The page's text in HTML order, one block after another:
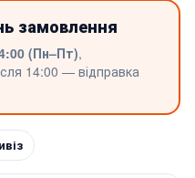
замовлення
(Пн–Пт),
14:00 — відправка